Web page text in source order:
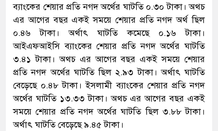
ব্যাংকের শেয়ার প্রতি নগদ অর্থের ঘাটতি ০.৩০ টাকা। অথচ
এর আগের বছর একই সময়ে শেয়ার প্রতি নগদ অর্থ ছিল
০.৪৬ টাকা। অর্থাৎ ঘাটতি কমেছে ০.১৬ টাকা।
আইএফআইসি ব্যাংকের শেয়ার প্রতি নগদ অর্থের ঘাটতি
৩.৪১ টাকা। অথচ এর আগের বছর একই সময়ে শেয়ার
প্রতি নগদ অর্থের ঘাটতি ছিল ২.৯৩ টাকা। অর্থাৎ ঘাটতি
বেড়েছে ০.৪৮ টাকা। ইসলামী ব্যাংকের শেয়ার প্রতি নগদ
অর্থের ঘাটতি ১৩.৩৩ টাকা। অথচ এর আগের বছর একই
সময়ে শেয়ার প্রতি নগদ অর্থের ঘাটতি ছিল ৩.৮৮ টাকা।
অর্থাৎ ঘাটতি বেড়েছে ৯.৪৫ টাকা।